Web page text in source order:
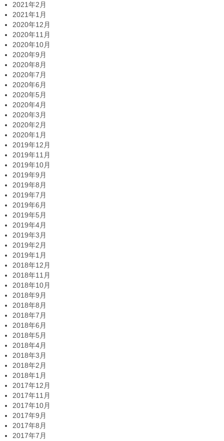
2021年2月
2021年1月
2020年12月
2020年11月
2020年10月
2020年9月
2020年8月
2020年7月
2020年6月
2020年5月
2020年4月
2020年3月
2020年2月
2020年1月
2019年12月
2019年11月
2019年10月
2019年9月
2019年8月
2019年7月
2019年6月
2019年5月
2019年4月
2019年3月
2019年2月
2019年1月
2018年12月
2018年11月
2018年10月
2018年9月
2018年8月
2018年7月
2018年6月
2018年5月
2018年4月
2018年3月
2018年2月
2018年1月
2017年12月
2017年11月
2017年10月
2017年9月
2017年8月
2017年7月